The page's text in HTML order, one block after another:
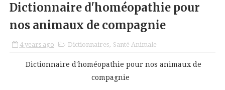
Dictionnaire d'homéopathie pour
nos animaux de compagnie
4 years ago Dictionnaires, Santé Animale
Dictionnaire d'homéopathie pour nos animaux de
compagnie